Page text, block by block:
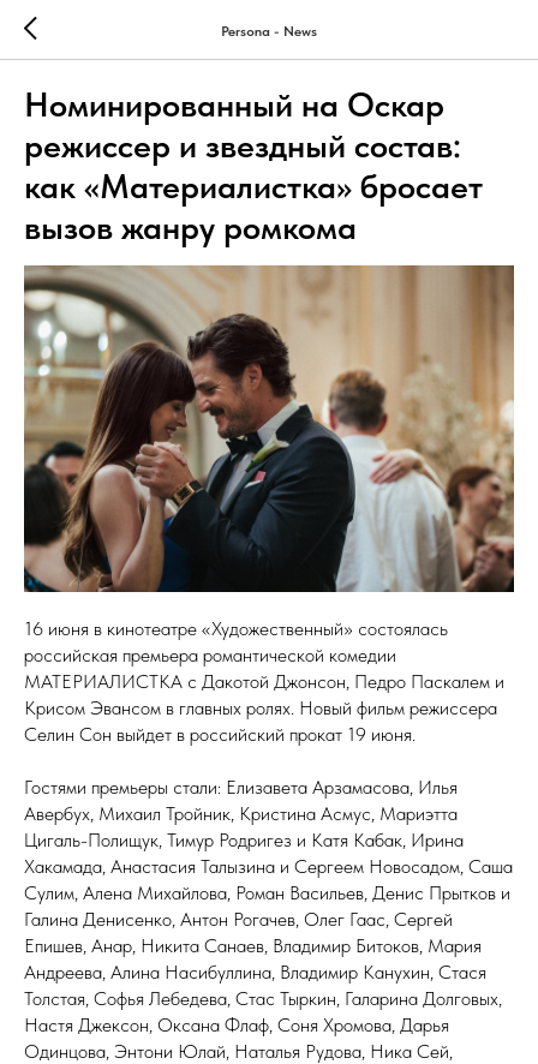
Persona - News
Номинированный на Оскар
режиссер и звездный состав:
как «Материалистка» бросает
вызов жанру ромкома
16 июня в кинотеатре «Художественный» состоялась
российская премьера романтической комедии
МАТЕРИАЛИСТКА с Дакотой Джонсон, Педро Паскалем и
Крисом Эвансом в главных ролях. Новый фильм режиссера
Селин Сон выйдет в российский прокат 19 июня.
Гостями премьеры стали: Елизавета Арзамасова, Илья
Авербух, Михаил Тройник, Кристина Асмус, Мариэтта
Цигаль-Полищук, Тимур Родригез и Катя Кабак, Ирина
Хакамада, Анастасия Талызина и Сергеем Новосадом, Саша
Сулим, Алена Михайлова, Роман Васильев, Денис Прытков и
Галина Денисенко, Антон Рогачев, Олег Гаас, Сергей
Епишев, Анар, Никита Санаев, Владимир Битоков, Мария
Андреева, Алина Насибуллина, Владимир Канухин, Стася
Толстая, Софья Лебедева, Стас Тыркин, Галарина Долговых,
Настя Джексон, Оксана Флаф, Соня Хромова, Дарья
Одинцова, Энтони Юлай, Наталья Рудова, Ника Сей,